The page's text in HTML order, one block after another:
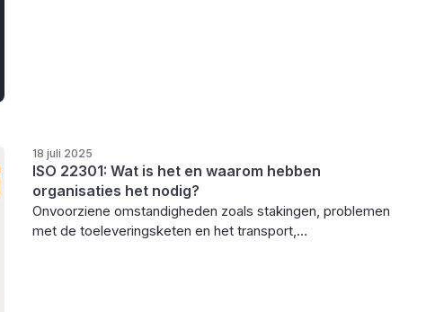
18 juli 2025
ISO 22301: Wat is het en waarom hebben
organisaties het nodig?
Onvoorziene omstandigheden zoals stakingen, problemen
met de toeleveringsketen en het transport,...